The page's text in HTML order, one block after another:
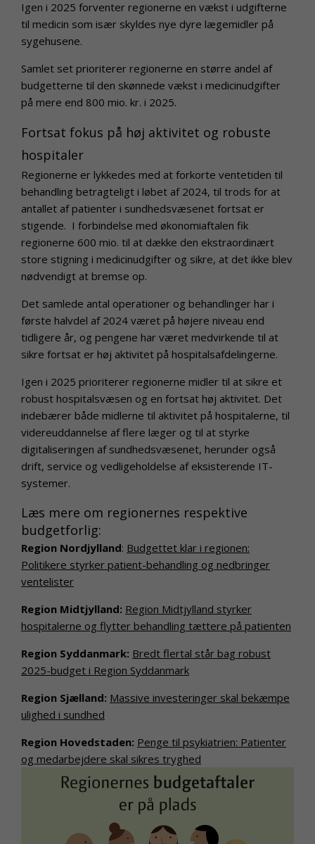
Igen i 2025 forventer regionerne en vækst i udgifterne
til medicin som især skyldes nye dyre lægemidler på
sygehusene.
Samlet set prioriterer regionerne en større andel af
budgetterne til den skønnede vækst i medicinudgifter
på mere end 800 mio. kr. i 2025.
Fortsat fokus på høj aktivitet og robuste
hospitaler
Regionerne er lykkedes med at forkorte ventetiden til
behandling betragteligt i løbet af 2024, til trods for at
antallet af patienter i sundhedsvæsenet fortsat er
stigende. I forbindelse med økonomiaftalen fik
regionerne 600 mio. til at dække den ekstraordinært
store stigning i medicinudgifter og sikre, at det ikke blev
nødvendigt at bremse op.
Det samlede antal operationer og behandlinger har i
første halvdel af 2024 været på højere niveau end
tidligere år, og pengene har været medvirkende til at
sikre fortsat er høj aktivitet på hospitalsafdelingerne.
Igen i 2025 prioriterer regionerne midler til at sikre et
robust hospitalsvæsen og en fortsat høj aktivitet. Det
indebærer både midlerne til aktivitet på hospitalerne, til
videreuddannelse af flere læger og til at styrke
digitaliseringen af sundhedsvæsenet, herunder også
drift, service og vedligeholdelse af eksisterende IT-
systemer.
Læs mere om regionernes respektive
budgetforlig:
Region Nordjylland: Budgettet klar i regionen:
Politikere styrker patient-behandling og nedbringer
ventelister
Region Midtjylland: Region Midtjylland styrker
hospitalerne og flytter behandling tættere på patienten
Region Syddanmark: Bredt flertal står bag robust
2025-budget i Region Syddanmark
Region Sjælland: Massive investeringer skal bekæmpe
ulighed i sundhed
Region Hovedstaden: Penge til psykiatrien: Patienter
og medarbejdere skal sikres tryghed